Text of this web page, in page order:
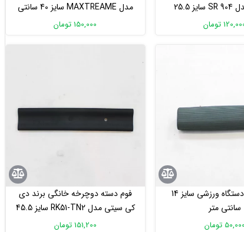
سوپریم مدل SR 904 سایز 25.5
سانتی متر
تومان
مدل MAXTREAME سایز 40 سانتی
متر
150,000 تومان
فوم دسته دستگاه ورزشی سایز 14
سانتی متر
50,000 تومان
فوم دسته دوچرخه خانگی برند دی
کی سیتی مدل RK51-TN2 سایز 45.5
سانتی متر
151,200 تومان